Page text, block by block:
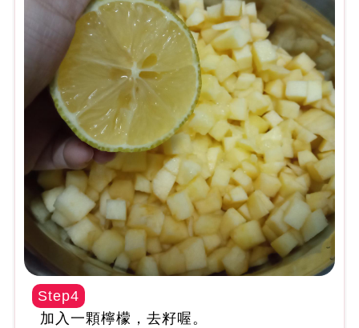
Step4
加入一顆檸檬，去籽喔。